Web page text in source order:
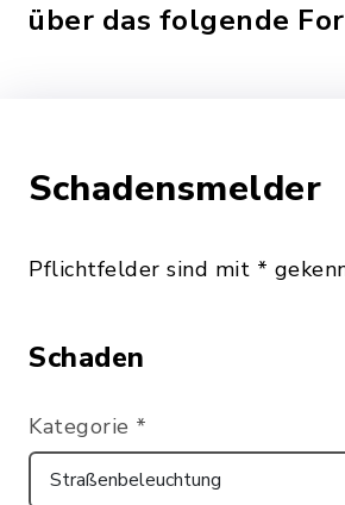
über das folgende
Schadensmelder
Pflichtfelder sind mit *
Schaden
Kategorie *